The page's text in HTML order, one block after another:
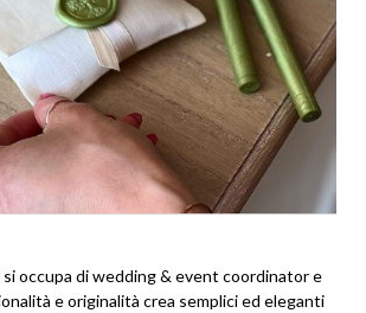
si occupa di wedding & event coordinator e
e originalità crea semplici ed eleganti